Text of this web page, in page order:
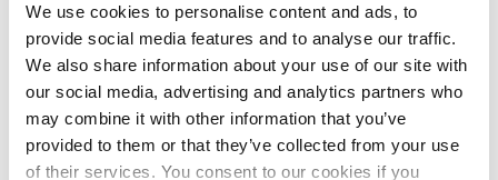
We use cookies to personalise content and ads, to
provide social media features and to analyse our traffic.
We also share information about your use of our site with
our social media, advertising and analytics partners who
may combine it with other information that you’ve
provided to them or that they’ve collected from your use
of their services. You consent to our cookies if you
Sondertransport Italien
Komplettladung Italien
Express-Transport Italien